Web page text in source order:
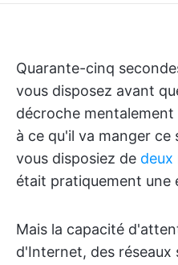
Quarante-cinq
vous disposez avant
décroche
à ce qu'il va manger ce
vous disposiez de deux
était pratiquement une
Mais la capacité
d'Internet, des